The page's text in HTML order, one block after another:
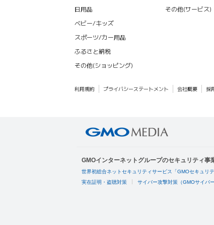
日用品
ベビー/キッズ
スポーツ/カー用品
ふるさと納税
その他(ショッピング)
その他(サービス)
利用規約 プライバシーステートメント 会社概要 採
GMOインターネットグループのセキュリティ事
世界初総合ネットセキュリティサービス「GMOセキュリテ
実在証明・盗聴対策 サイバー攻撃対策（GMOサイバ